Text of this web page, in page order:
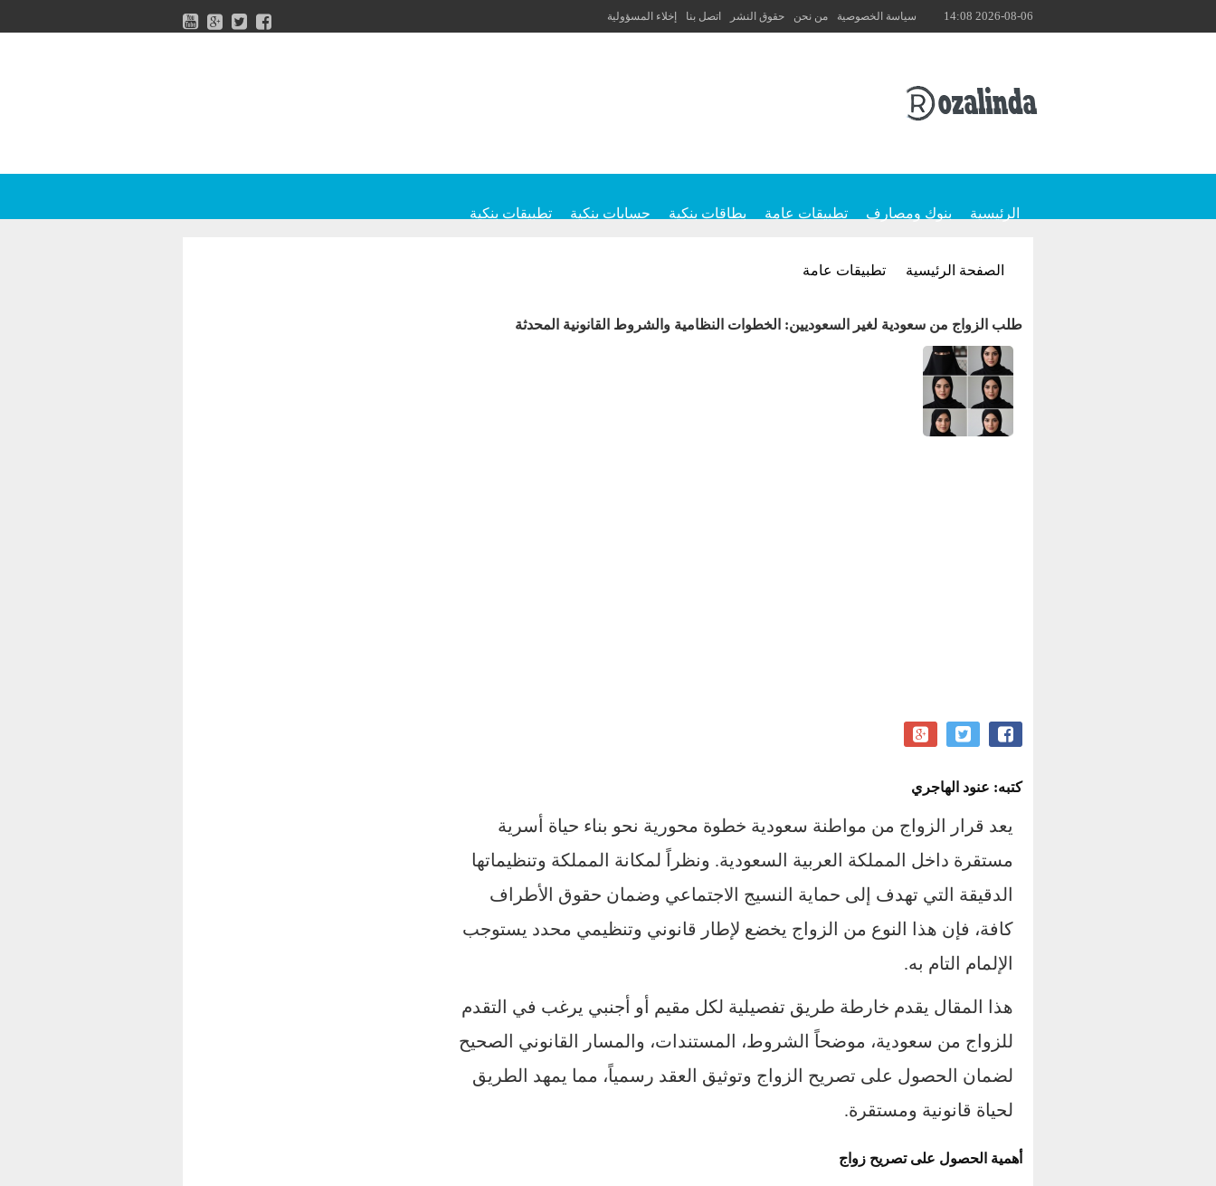
2026-08-06 14:08 سياسة الخصوصية من نحن حقوق النشر اتصل بنا إخلاء المسؤولية
الرئيسية بنوك ومصارف تطبيقات عامة بطاقات بنكية حسابات بنكية تطبيقات بنكية
الصفحة الرئيسية تطبيقات عامة
طلب الزواج من سعودية لغير السعوديين: الخطوات النظامية والشروط القانونية المحدثة
كتبه: عنود الهاجري
يعد قرار الزواج من مواطنة سعودية خطوة محورية نحو بناء حياة أسرية
مستقرة داخل المملكة العربية السعودية. ونظراً لمكانة المملكة وتنظيماتها
الدقيقة التي تهدف إلى حماية النسيج الاجتماعي وضمان حقوق الأطراف
كافة، فإن هذا النوع من الزواج يخضع لإطار قانوني وتنظيمي محدد يستوجب
الإلمام التام به.
هذا المقال يقدم خارطة طريق تفصيلية لكل مقيم أو أجنبي يرغب في التقدم
للزواج من سعودية، موضحاً الشروط، المستندات، والمسار القانوني الصحيح
لضمان الحصول على تصريح الزواج وتوثيق العقد رسمياً، مما يمهد الطريق
لحياة قانونية ومستقرة.
أهمية الحصول على تصريح زواج